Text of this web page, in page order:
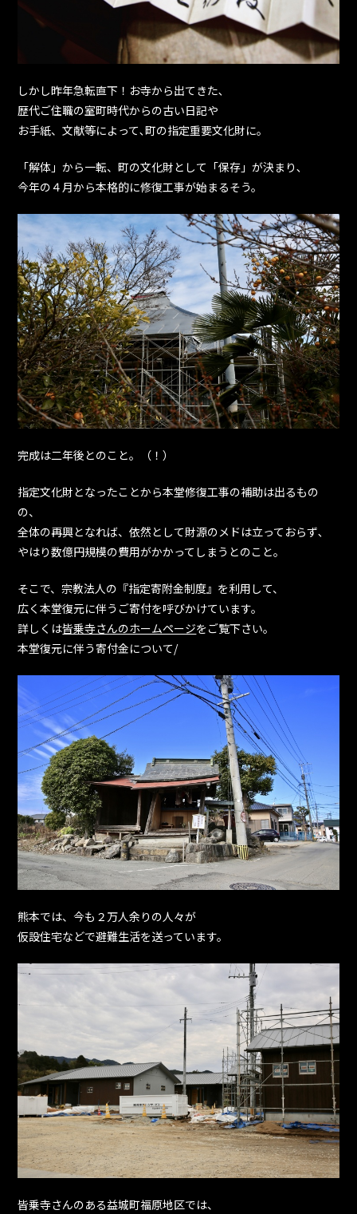
しかし昨年急転直下！お寺から出てきた､
歴代ご住職の室町時代からの古い日記や
お手紙、文献等によって､町の指定重要文化財に。
「解体」から一転、町の文化財として「保存」が決まり､
今年の４月から本格的に修復工事が始まるそう。
完成は二年後とのこと。（！）
指定文化財となったことから本堂修復工事の補助は出るもの
の、
全体の再興となれば、依然として財源のメドは立っておらず､
やはり数億円規模の費用がかかってしまうとのこと。
そこで、宗教法人の『指定寄附金制度』を利用して、
広く本堂復元に伴うご寄付を呼びかけています。
詳しくは皆乗寺さんのホームページをご覧下さい。
本堂復元に伴う寄付金について/
熊本では、今も２万人余りの人々が
仮設住宅などで避難生活を送っています。
皆乗寺さんのある益城町福原地区では、